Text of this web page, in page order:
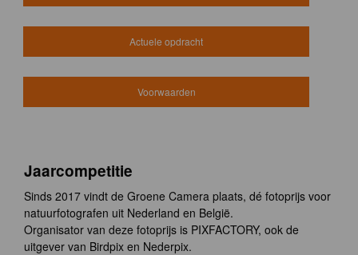
Actuele opdracht
Voorwaarden
Jaarcompetitie
Sinds 2017 vindt de Groene Camera plaats, dé fotoprijs voor
natuurfotografen uit Nederland en België.
Organisator van deze fotoprijs is PIXFACTORY, ook de
uitgever van Birdpix en Nederpix.